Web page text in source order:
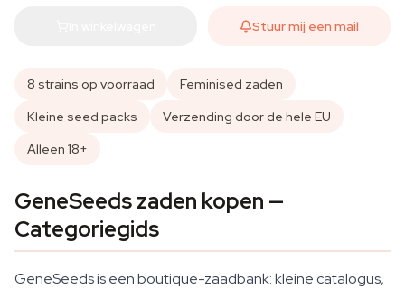
Stuur mij een mail
8 strains op voorraad
Feminised zaden
Kleine seed packs
Verzending door de hele EU
Alleen 18+
GeneSeeds zaden kopen —
Categoriegids
GeneSeeds is een boutique-zaadbank: kleine catalogus,